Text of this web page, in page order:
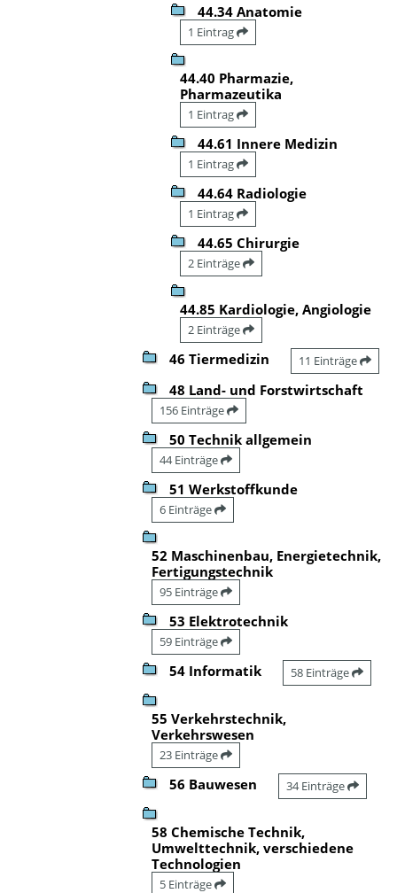
44.34 Anatomie
1 Eintrag
44.40 Pharmazie,
Pharmazeutika
1 Eintrag
44.61 Innere Medizin
1 Eintrag
44.64 Radiologie
1 Eintrag
44.65 Chirurgie
2 Einträge
44.85 Kardiologie, Angiologie
2 Einträge
46 Tiermedizin 11 Einträge
48 Land- und Forstwirtschaft
156 Einträge
50 Technik allgemein
44 Einträge
51 Werkstoffkunde
6 Einträge
52 Maschinenbau, Energietechnik,
Fertigungstechnik
95 Einträge
53 Elektrotechnik
59 Einträge
54 Informatik 58 Einträge
55 Verkehrstechnik,
Verkehrswesen
23 Einträge
56 Bauwesen 34 Einträge
58 Chemische Technik,
Umwelttechnik, verschiedene
Technologien
5 Einträge